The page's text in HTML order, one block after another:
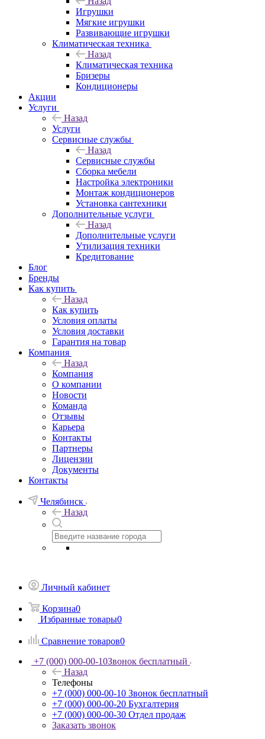
Игрушки
Мягкие игрушки
Развивающие игрушки
Климатическая техника
Назад
Климатическая техника
Бризеры
Кондиционеры
Акции
Услуги
Назад
Услуги
Сервисные службы
Назад
Сервисные службы
Сборка мебели
Настройка электроники
Монтаж кондиционеров
Установка сантехники
Дополнительные услуги
Назад
Дополнительные услуги
Утилизация техники
Кредитование
Блог
Бренды
Как купить
Назад
Как купить
Условия оплаты
Условия доставки
Гарантия на товар
Компания
Назад
Компания
О компании
Новости
Команда
Отзывы
Карьера
Контакты
Партнеры
Лицензии
Документы
Контакты
Челябинск
Назад
Личный кабинет
Корзина0
Избранные товары0
Сравнение товаров0
+7 (000) 000-00-10Звонок бесплатный
Назад
Телефоны
+7 (000) 000-00-10 Звонок бесплатный
+7 (000) 000-00-20 Бухгалтерия
+7 (000) 000-00-30 Отдел продаж
Заказать звонок